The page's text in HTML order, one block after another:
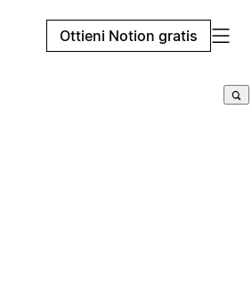
Ottieni Notion gratis